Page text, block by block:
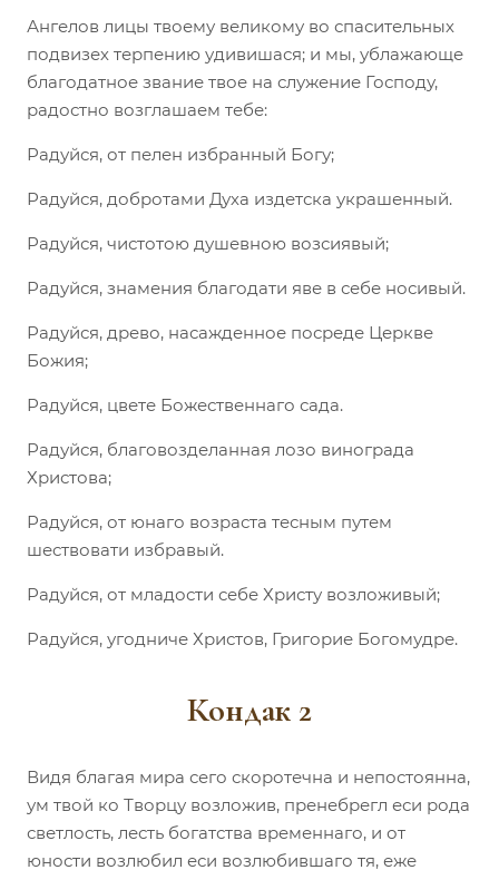
Ангелов лицы твоему великому во спасительных
подвизех терпению удивишася; и мы, ублажающе
благодатное звание твое на служение Господу,
радостно возглашаем тебе:
Радуйся, от пелен избранный Богу;
Радуйся, добротами Духа издетска украшенный.
Радуйся, чистотою душевною возсиявый;
Радуйся, знамения благодати яве в себе носивый.
Радуйся, древо, насажденное посреде Церкве
Божия;
Радуйся, цвете Божественнаго сада.
Радуйся, благовозделанная лозо винограда
Христова;
Радуйся, от юнаго возраста тесным путем
шествовати избравый.
Радуйся, от младости себе Христу возложивый;
Радуйся, угодниче Христов, Григорие Богомудре.
Кондак 2
Видя благая мира сего скоротечна и непостоянна,
ум твой ко Творцу возложив, пренебрегл еси рода
светлость, лесть богатства временнаго, и от
юности возлюбил еси возлюбившаго тя, еже